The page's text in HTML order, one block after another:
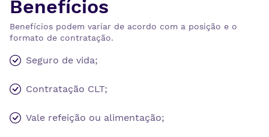
Benefícios
Benefícios podem variar de acordo com a posição e o
formato de contratação.
Seguro de vida;
Contratação CLT;
Vale refeição ou alimentação;